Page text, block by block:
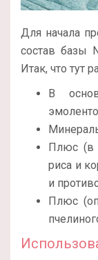
Для начала
состав базы
Итак, что тут
В
Плюс (в
риса и
и
Плюс